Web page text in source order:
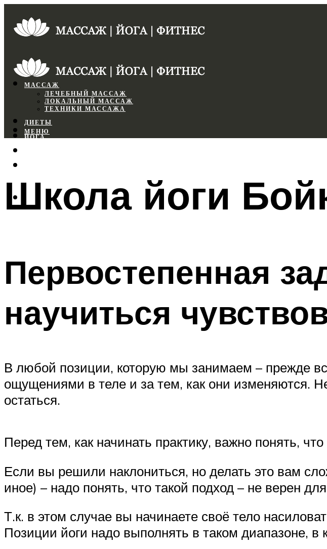
МАССАЖ
ЛЕЧЕБНЫЙ МАССАЖ
ЛОКАЛЬНЫЙ МАССАЖ
ТЕХНИКИ МАССАЖА
ДИЕТЫ
ЙОГА
МЕНЮ
Школа йоги
Первостепенная
научиться
В любой позиции, которую мы занимаем – прежде
ощущениями в теле и за тем, как они изменяются.
остаться.
Перед тем, как начинать практику, важно понять,
Если вы решили наклониться, но делать это вам
иное) – надо понять, что такой подход – не верен
Т.к. в этом случае вы начинаете своё тело
Позиции йоги надо выполнять в таком диапазоне, в